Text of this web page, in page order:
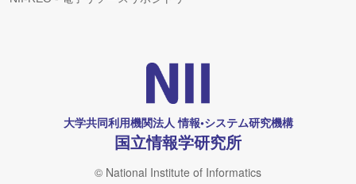
大学共同利用機関法人 情報•システム研究機構
国立情報学研究所
© National Institute of Informatics